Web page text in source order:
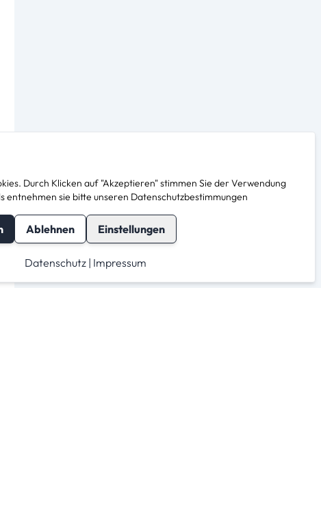
Durch Klicken auf "Akzeptieren" stimmen Sie der Verwendung
entnehmen sie bitte unseren Datenschutzbestimmungen
Ablehnen Einstellungen
Datenschutz | Impressum